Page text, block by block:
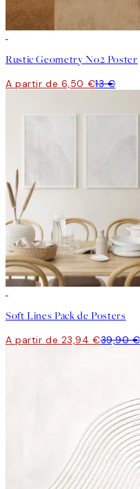
Rustic Geometry No2 Poster
A partir de 6,50 €13 €
Soft Lines Pack de Posters
A partir de 23,94 €39,90 €